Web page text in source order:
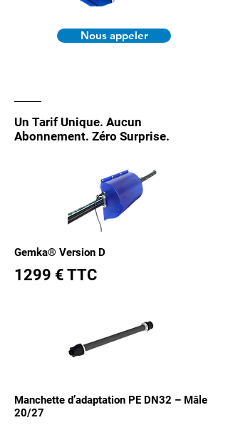
Nous appeler
Un Tarif Unique. Aucun
Abonnement. Zéro Surprise.
Gemka® Version D
1299 € TTC
Manchette d’adaptation PE DN32 – Mâle
20/27